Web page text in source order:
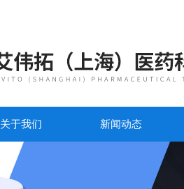
关于我们 新闻动态